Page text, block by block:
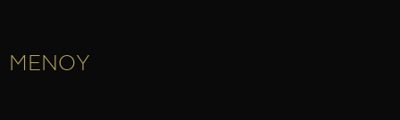
ΜΕΝΟΥ